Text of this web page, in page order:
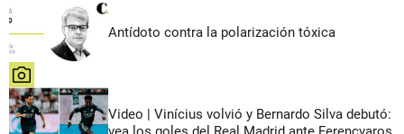
Antídoto contra la polarización tóxica
share
Video | Vinícius volvió y Bernardo Silva debutó: